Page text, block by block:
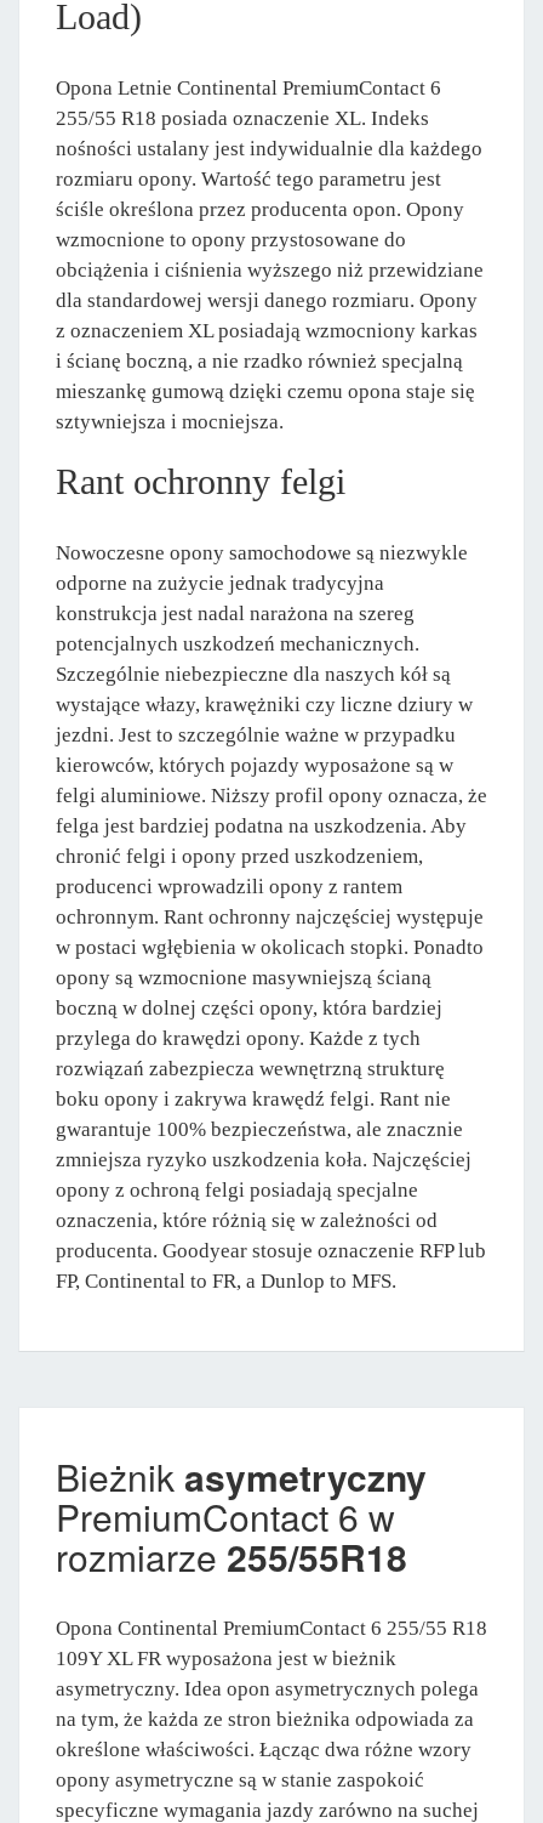
Load)
Opona Letnie Continental PremiumContact 6
255/55 R18 posiada oznaczenie XL. Indeks
nośności ustalany jest indywidualnie dla każdego
rozmiaru opony. Wartość tego parametru jest
ściśle określona przez producenta opon. Opony
wzmocnione to opony przystosowane do
obciążenia i ciśnienia wyższego niż przewidziane
dla standardowej wersji danego rozmiaru. Opony
z oznaczeniem XL posiadają wzmocniony karkas
i ścianę boczną, a nie rzadko również specjalną
mieszankę gumową dzięki czemu opona staje się
sztywniejsza i mocniejsza.
Rant ochronny felgi
Nowoczesne opony samochodowe są niezwykle
odporne na zużycie jednak tradycyjna
konstrukcja jest nadal narażona na szereg
potencjalnych uszkodzeń mechanicznych.
Szczególnie niebezpieczne dla naszych kół są
wystające włazy, krawężniki czy liczne dziury w
jezdni. Jest to szczególnie ważne w przypadku
kierowców, których pojazdy wyposażone są w
felgi aluminiowe. Niższy profil opony oznacza, że
felga jest bardziej podatna na uszkodzenia. Aby
chronić felgi i opony przed uszkodzeniem,
producenci wprowadzili opony z rantem
ochronnym. Rant ochronny najczęściej występuje
w postaci wgłębienia w okolicach stopki. Ponadto
opony są wzmocnione masywniejszą ścianą
boczną w dolnej części opony, która bardziej
przylega do krawędzi opony. Każde z tych
rozwiązań zabezpiecza wewnętrzną strukturę
boku opony i zakrywa krawędź felgi. Rant nie
gwarantuje 100% bezpieczeństwa, ale znacznie
zmniejsza ryzyko uszkodzenia koła. Najczęściej
opony z ochroną felgi posiadają specjalne
oznaczenia, które różnią się w zależności od
producenta. Goodyear stosuje oznaczenie RFP lub
FP, Continental to FR, a Dunlop to MFS.
Bieżnikasymetryczny
PremiumContact 6 w
rozmiarze 255/55R18
Opona Continental PremiumContact 6 255/55 R18
109Y XL FR wyposażona jest w bieżnik
asymetryczny. Idea opon asymetrycznych polega
na tym, że każda ze stron bieżnika odpowiada za
określone właściwości. Łącząc dwa różne wzory
opony asymetryczne są w stanie zaspokoić
specyficzne wymagania jazdy zarówno na suchej